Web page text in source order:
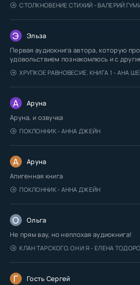
СТОЛКНОВЕНИЕ СТИХИЙ - ВАЛЕРИЙ
Э Эльза
Первая аудиокнига автора, которую
удовольствием познакомлюсь и с
ХРУПКОЕ РАВНОВЕСИЕ. КНИГА 1 - АНА
А Аруна
Аруна, и озвучка
ПОКЛОННИК - АННА ДЖЕЙН
А Аруна
Апигенная книга
ПОКЛОННИК - АННА ДЖЕЙН
О Ольга
Не прям вау, но неплохая аудиокнига!
КЛАН ТАРСКОГО. ОН И Я - ЕЛЕНА
Г Гость Сергей